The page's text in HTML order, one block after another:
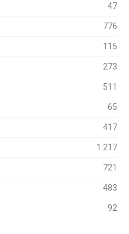
47
776
115
273
511
65
417
1 217
721
483
92